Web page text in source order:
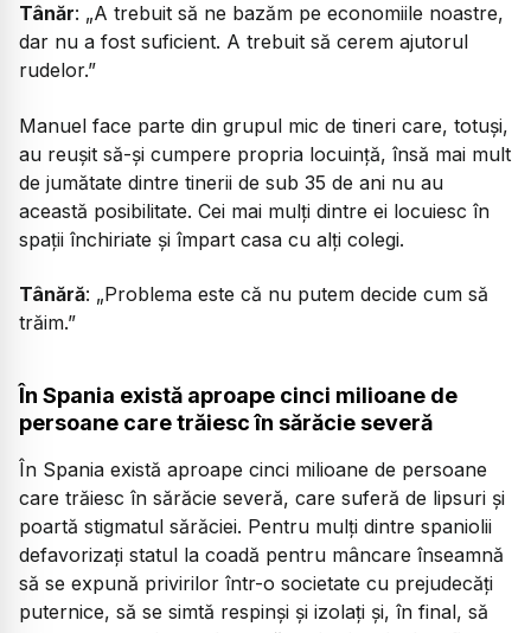
Tânăr: „A trebuit să ne bazăm pe economiile noastre,
dar nu a fost suficient. A trebuit să cerem ajutorul
rudelor.”
Manuel face parte din grupul mic de tineri care, totuși,
au reușit să-și cumpere propria locuință, însă mai mult
de jumătate dintre tinerii de sub 35 de ani nu au
această posibilitate. Cei mai mulți dintre ei locuiesc în
spații închiriate și împart casa cu alți colegi.
Tânără: „Problema este că nu putem decide cum să
trăim.”
În Spania există aproape cinci milioane de
persoane care trăiesc în sărăcie severă
În Spania există aproape cinci milioane de persoane
care trăiesc în sărăcie severă, care suferă de lipsuri și
poartă stigmatul sărăciei. Pentru mulți dintre spaniolii
defavorizați statul la coadă pentru mâncare înseamnă
să se expună privirilor într-o societate cu prejudecăți
puternice, să se simtă respinși și izolați și, în final, să